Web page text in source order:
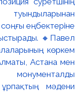
туындыларынан
еңбектеріне
🔸Павел
көркем
Астана мен
монументалды
мәдени